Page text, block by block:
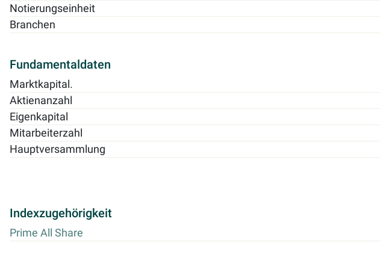
Notierungseinheit
Branchen
Fundamentaldaten
Marktkapital.
Aktienanzahl
Eigenkapital
Mitarbeiterzahl
Hauptversammlung
Indexzugehörigkeit
Prime All Share